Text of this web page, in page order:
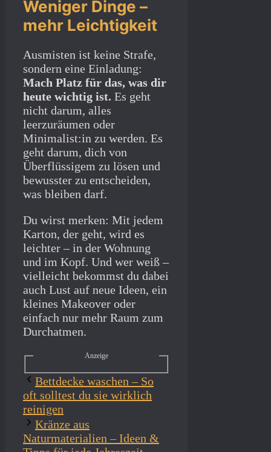
Weniger Dinge –
mehr Leichtigkeit
Ausmisten ist keine Strafe,
sondern eine Einladung:
Mach Platz für das, was dir
heute wichtig ist. Es geht
nicht darum, alles
leerzuräumen oder
Minimalist:in zu werden. Es
geht darum, dich von
Überflüssigem zu lösen und
bewusster zu entscheiden,
was bleiben darf.
Du wirst merken: Mit jedem
Karton, der geht, wird es
leichter – in der Wohnung
und im Kopf. Und wer weiß –
vielleicht bekommst du dabei
auch Lust auf neue Ideen, ein
kleines Makeover oder
einfach nur mehr Raum zum
Durchatmen.
Anzeige
Bettdecke waschen – So
oft solltest du sie wirklich
reinigen
Kränze aus
Naturmaterialien – Ideen &